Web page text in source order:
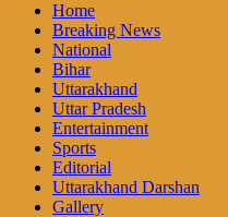
Home
Breaking News
National
Bihar
Uttarakhand
Uttar Pradesh
Entertainment
Sports
Editorial
Uttarakhand Darshan
Gallery